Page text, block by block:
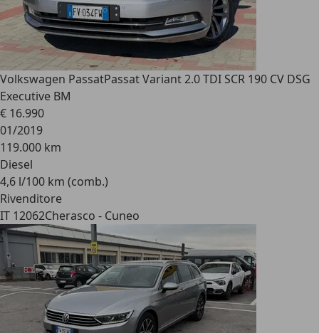
Volkswagen PassatPassat Variant 2.0 TDI SCR 190 CV DSG
Executive BM
€ 16.990
01/2019
119.000 km
Diesel
4,6 l/100 km (comb.)
Rivenditore
IT 12062Cherasco - Cuneo